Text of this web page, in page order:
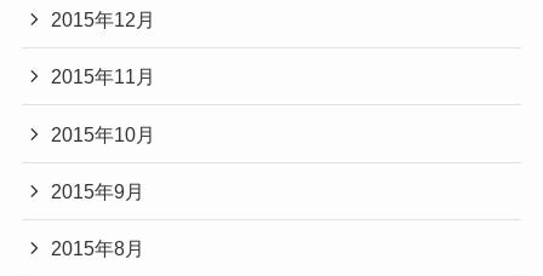
2015年12月
2015年11月
2015年10月
2015年9月
2015年8月